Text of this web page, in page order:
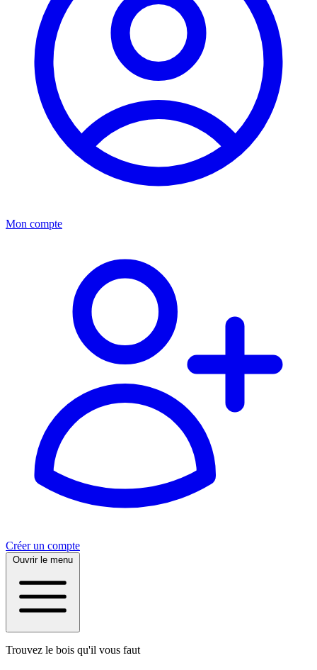
Mon compte
Créer un compte
Ouvrir le menu
Trouvez le bois qu'il vous faut